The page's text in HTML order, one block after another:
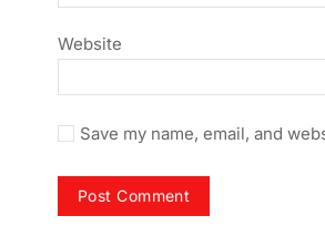
Website
Save my name, email, and